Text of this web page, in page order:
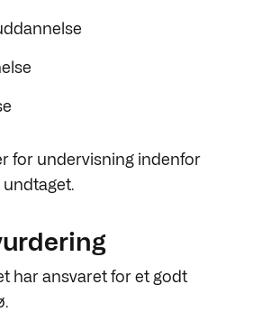
for undervisning indenfor
har ansvaret for et godt